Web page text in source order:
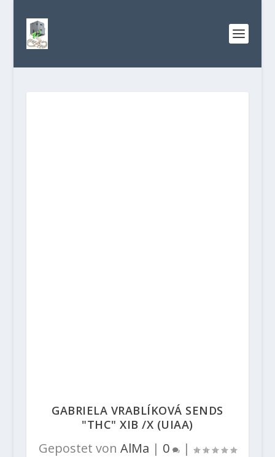
GABRIELA VRABLÍKOVÁ SENDS
"THC" XIB /X (UIAA)
Gepostet von AlMa | 0 |